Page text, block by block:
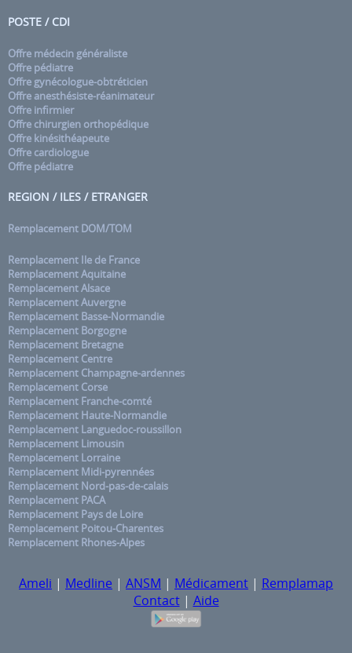
POSTE / CDI
Offre médecin généraliste
Offre pédiatre
Offre gynécologue-obtréticien
Offre anesthésiste-réanimateur
Offre infirmier
Offre chirurgien orthopédique
Offre kinésithéapeute
Offre cardiologue
Offre pédiatre
REGION / ILES / ETRANGER
Remplacement DOM/TOM
Remplacement Ile de France
Remplacement Aquitaine
Remplacement Alsace
Remplacement Auvergne
Remplacement Basse-Normandie
Remplacement Borgogne
Remplacement Bretagne
Remplacement Centre
Remplacement Champagne-ardennes
Remplacement Corse
Remplacement Franche-comté
Remplacement Haute-Normandie
Remplacement Languedoc-roussillon
Remplacement Limousin
Remplacement Lorraine
Remplacement Midi-pyrennées
Remplacement Nord-pas-de-calais
Remplacement PACA
Remplacement Pays de Loire
Remplacement Poitou-Charentes
Remplacement Rhones-Alpes
Ameli | Medline | ANSM | Médicament | Remplamap
Contact| Aide